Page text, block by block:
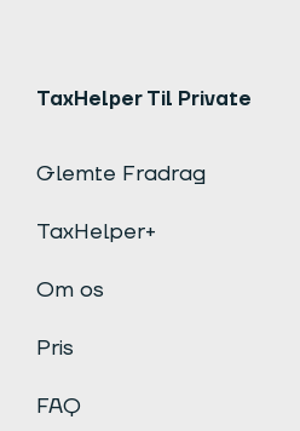
TaxHelper Til Private
Glemte Fradrag
TaxHelper+
Om os
Pris
FAQ